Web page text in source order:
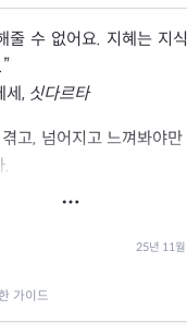
문학동네어린이문학상 대상 수상
)
(개정증보판)
줄 수 없어요. 지혜는 지
세, 싯다르타
고, 넘어지고 느껴봐야
.
more_horiz
25년 11월
가이드